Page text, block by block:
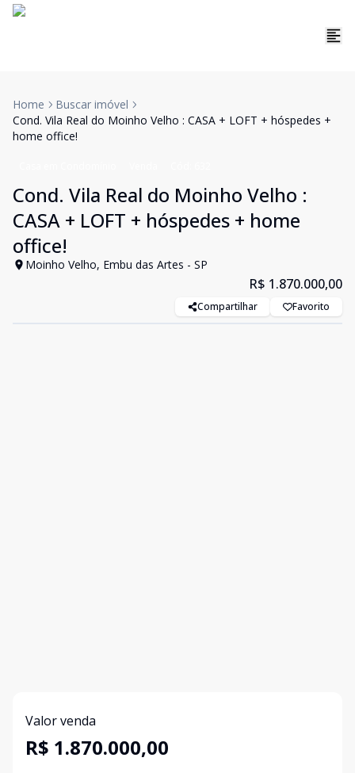
Home
Buscar imóvel
Cond. Vila Real do Moinho Velho : CASA + LOFT + hóspedes +
home office!
Cond. Vila Real do Moinho Velho :
CASA + LOFT + hóspedes + home
office!
Moinho Velho, Embu das Artes - SP
R$ 1.870.000,00
Compartilhar Favorito
Valor venda
R$ 1.870.000,00